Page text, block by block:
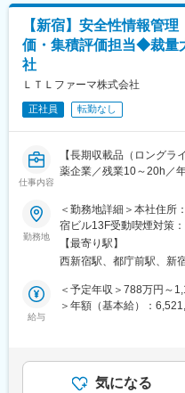
が可能です。育児と両立
籍しています。
現在はプロジェクトなど
うまく使い分けながら、
変更の範囲：会社の定める
◇規制当局やパートナー
◇文書管理／事業継続性
◇安全性データベース維
■当社の特徴：
ンとして「Become A
■評価制度：
て求められる発揮行動に
・職種により半年もしく
中心に評価。個々人の能
Santenは、眼科医療に
す。日本発のグローバル
変更の範囲：会社の定め
【新宿】安全性情報管
価・集積評価担当◆裁量
社
ＬＴＬファーマ株式会社
正社員 転勤なし
仕事内容
【長期収載品（ロング
薬企業／残業10～20h／
患者様に長年使用され
は、安全性情報の適切な
本ポジションでは、症例
おける承継元との個別症
構築にも携わることがで
少数精鋭組織のため、
経験を積みながら、マネ
主として当社製品に関す
す。
勤務地
＜勤務地詳細＞本社住所
宿ビル13F受動喫煙対策
る事業所（リモートワー
【最寄り駅】
西新宿駅、都庁前駅、新
給与
＜予定年収＞788万円～
＞年額（基本給）：
成され且つ（2）個人評
のインセンティブとなり
気になる